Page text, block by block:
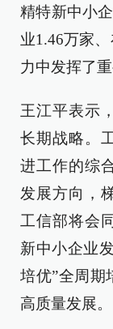
精特新中小
业1.46万家
力中发挥了重
王江平表示
长期战略。
进工作的综
发展方向，
工信部将会
新中小企业
培优”全周期
高质量发展。